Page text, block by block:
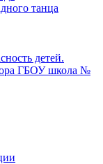
танца
детей.
ГБОУ школа №